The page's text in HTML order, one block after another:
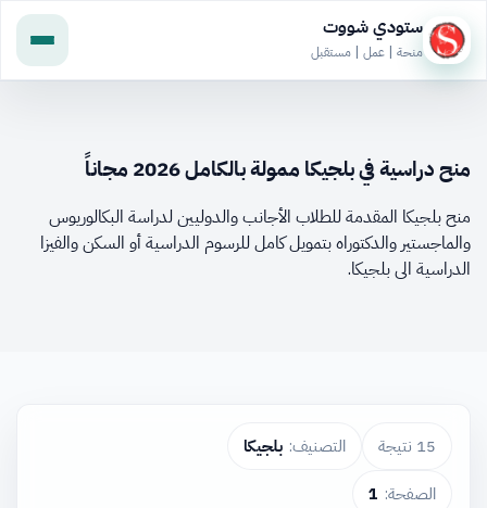
ستودي شووت
منحة | عمل | مستقبل
منح دراسية في بلجيكا ممولة بالكامل 2026 مجاناً
منح بلجيكا المقدمة للطلاب الأجانب والدوليين لدراسة البكالوريوس
والماجستير والدكتوراه بتمويل كامل للرسوم الدراسية أو السكن والفيزا
الدراسية الى بلجيكا.
15 نتيجة التصنيف: بلجيكا
الصفحة: 1